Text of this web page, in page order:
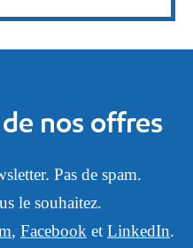
nos offres
Pas de spam.
le souhaitez.
, Facebook et LinkedIn.